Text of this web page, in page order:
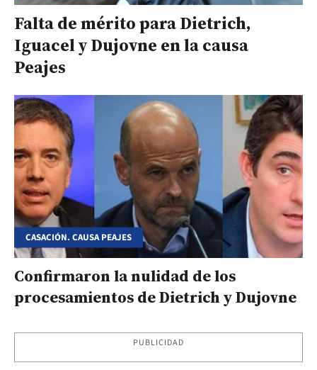
Falta de mérito para Dietrich,
Iguacel y Dujovne en la causa
Peajes
CASACIÓN. CAUSA PEAJES
Confirmaron la nulidad de los
procesamientos de Dietrich y Dujovne
PUBLICIDAD